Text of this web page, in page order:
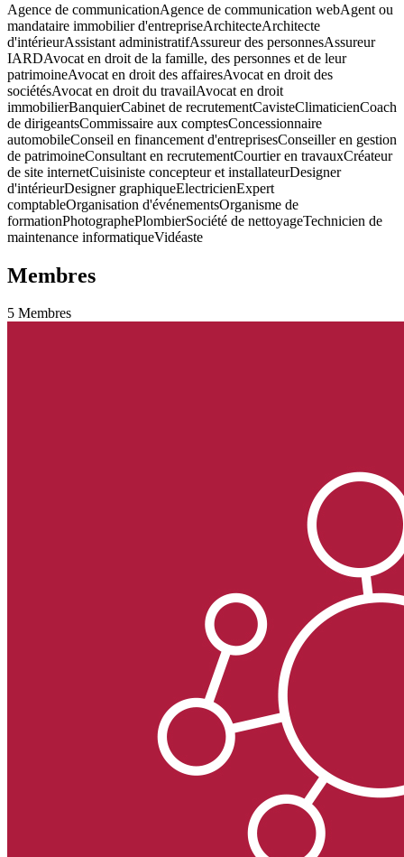
Agence de communicationAgence de communication webAgent ou
mandataire immobilier d'entrepriseArchitecteArchitecte
d'intérieurAssistant administratifAssureur des personnesAssureur
IARDAvocat en droit de la famille, des personnes et de leur
patrimoineAvocat en droit des affairesAvocat en droit des
sociétésAvocat en droit du travailAvocat en droit
immobilierBanquierCabinet de recrutementCavisteClimaticienCoach
de dirigeantsCommissaire aux comptesConcessionnaire
automobileConseil en financement d'entreprisesConseiller en gestion
de patrimoineConsultant en recrutementCourtier en travauxCréateur
de site internetCuisiniste concepteur et installateurDesigner
d'intérieurDesigner graphiqueElectricienExpert
comptableOrganisation d'événementsOrganisme de
formationPhotographePlombierSociété de nettoyageTechnicien de
maintenance informatiqueVidéaste
Membres
5 Membres